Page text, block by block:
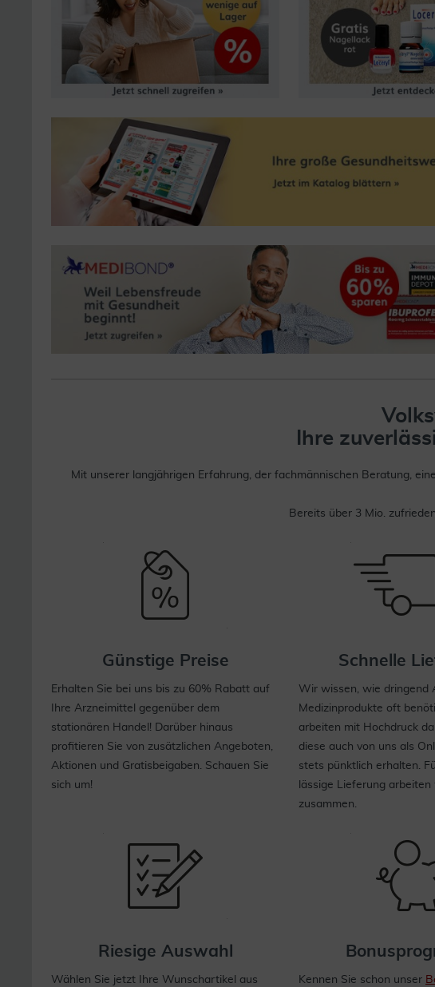
Ihre
Mit unserer langjährigen Erfahrung, der fachmännischen Beratung,
Bereits über 3 Mio.
Günstige Preise
Erhalten Sie bei uns bis zu 60% Rabatt auf
Ihre Arzneimittel gegenüber dem
stationären Handel! Darüber hinaus
profitieren Sie von zusätzlichen Angeboten,
Aktionen und Gratisbeigaben. Schauen Sie
sich um!
Schnelle
Wir wissen, wie dringend
Medizinprodukte oft
arbeiten mit Hochdruck
diese auch von uns als
stets pünktlich erhalten.
lässige Lieferung
zusammen.
Riesige Auswahl
Wählen Sie jetzt Ihre Wunschartikel aus
Kennen Sie schon unser